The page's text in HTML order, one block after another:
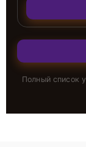
Полный список